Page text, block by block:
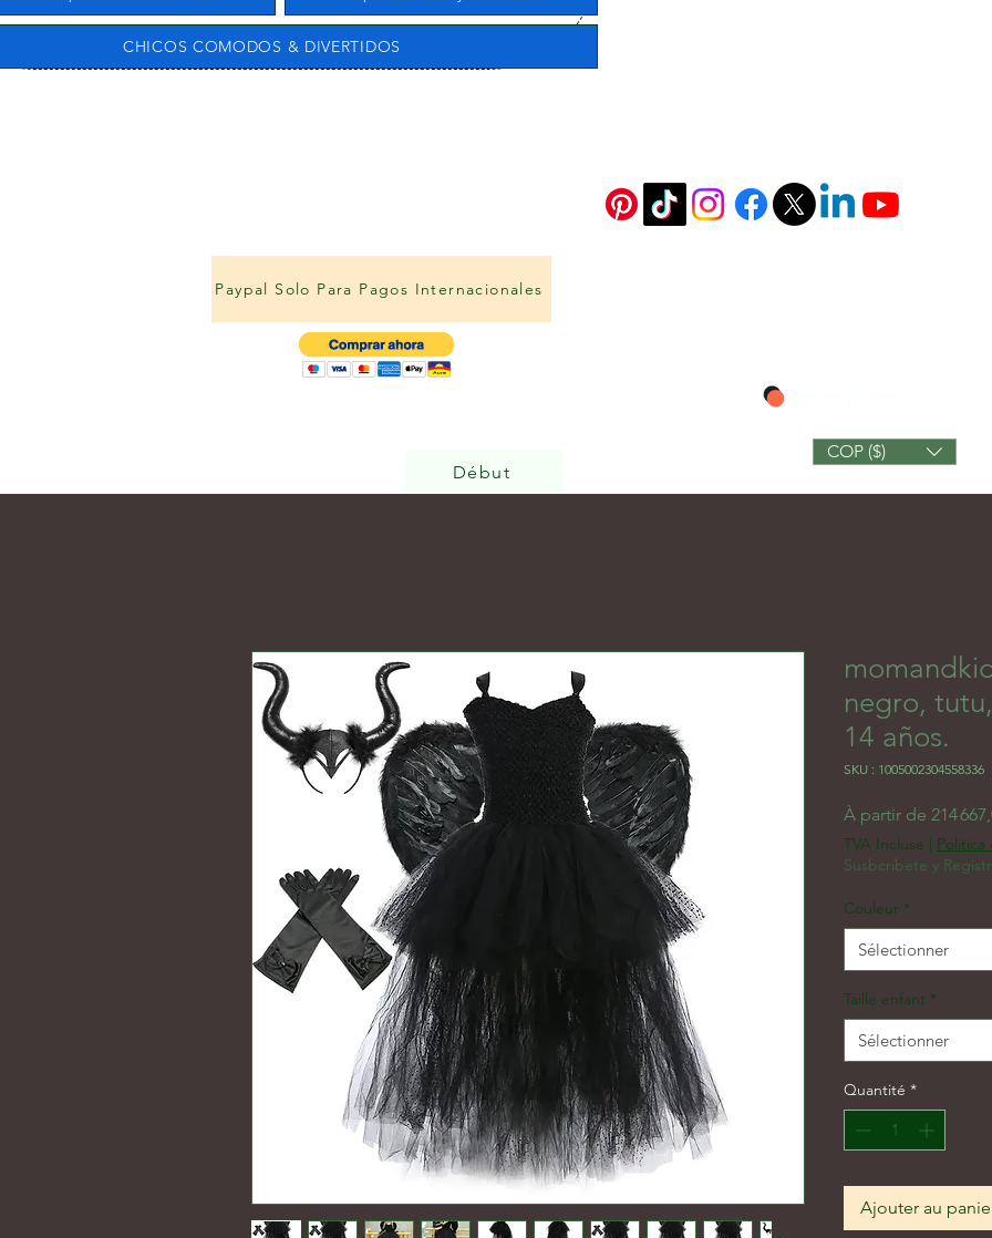
CHICOS COMODOS & DIVERTIDOS
Paypal Solo Para Pagos Internacionales
Début
COP ($)
negro,
14 años.
SKU : 1005002304558336
À partir de 214
TVA Incluse | Politica
Susbcribete y
Couleur *
Sélectionner
Taille enfant *
Sélectionner
Quantité *
Ajouter au